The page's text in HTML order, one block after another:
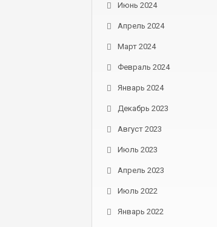
Июнь 2024
Апрель 2024
Март 2024
Февраль 2024
Январь 2024
Декабрь 2023
Август 2023
Июль 2023
Апрель 2023
Июль 2022
Январь 2022